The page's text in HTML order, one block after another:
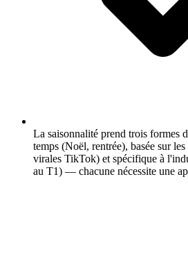
La saisonnalité prend trois formes
temps (Noël, rentrée), basée sur
virales TikTok) et spécifique à
au T1) — chacune nécessite une